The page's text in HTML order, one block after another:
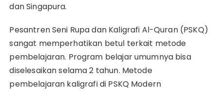
dan Singapura.
Pesantren Seni Rupa dan Kaligrafi Al-Quran (PSKQ)
sangat memperhatikan betul terkait metode
pembelajaran. Program belajar umumnya bisa
diselesaikan selama 2 tahun. Metode
pembelajaran kaligrafi di PSKQ Modern